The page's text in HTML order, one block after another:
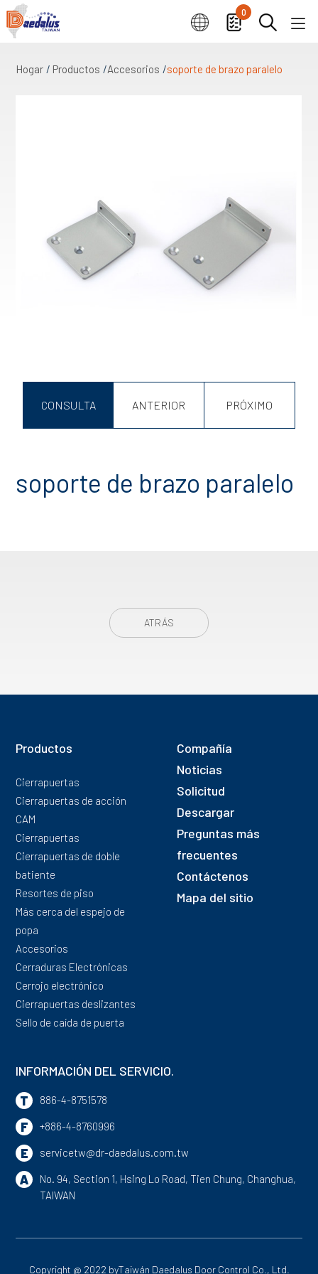
0
Hogar Productos Accesorios soporte de brazo paralelo
CONSULTA ANTERIOR PRÓXIMO
soporte de brazo paralelo
ATRÁS
Productos
Cierrapuertas
Cierrapuertas de acción
CAM
Cierrapuertas
Cierrapuertas de doble
batiente
Resortes de piso
Más cerca del espejo de
popa
Accesorios
Cerraduras Electrónicas
Cerrojo electrónico
Cierrapuertas deslizantes
Sello de caída de puerta
Compañía
Noticias
Solicitud
Descargar
Preguntas más
frecuentes
Contáctenos
Mapa del sitio
INFORMACIÓN DEL SERVICIO.
T
886-4-8751578
F +886-4-8760996
E servicetw@dr-daedalus.com.tw
A No. 94, Section 1, Hsing Lo Road, Tien Chung, Changhua,
TAIWAN
Copyright @ 2022 byTaiwán Daedalus Door Control Co., Ltd.